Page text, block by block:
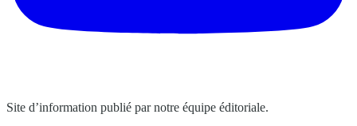
Site d’information publié par notre équipe éditoriale.